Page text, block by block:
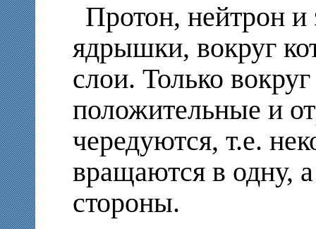
Протон, нейтрон
ядрышки, вокруг
слои. Только
положительные и
чередуются, т.е.
вращаются в одну,
стороны.